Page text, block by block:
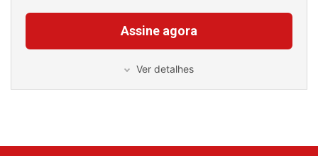
Assine agora
Ver detalhes